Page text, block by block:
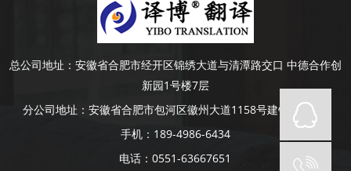
总公司地址： 安徽省合肥市经开区锦绣大道与清潭路交口 中德合作创
新园1号楼7层
分公司地址： 安徽省合肥市包河区徽州大道1158号建银大厦4楼
手机： 189-4986-6434
电话：0551-63667651